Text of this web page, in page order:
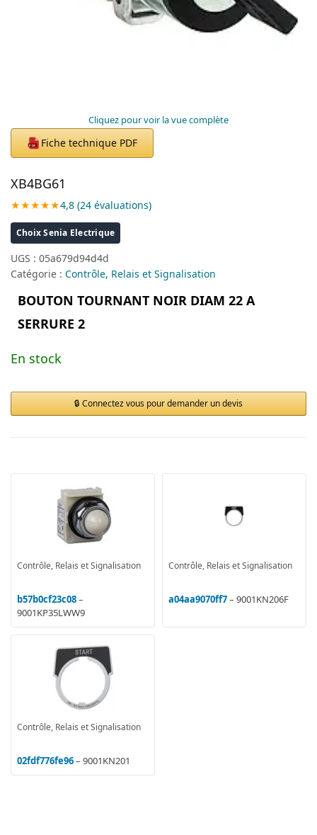
Cliquez pour voir la vue complète
PDF Fiche technique PDF
XB4BG61
★★★★★4,8 (24 évaluations)
Choix Senia Electrique
UGS : 05a679d94d4d
Catégorie : Contrôle, Relais et Signalisation
BOUTON TOURNANT NOIR DIAM 22 A
SERRURE 2
En stock
Connectez vous pour demander un devis
Contrôle, Relais et Signalisation
b57b0cf23c08–
9001KP35LWW9
Contrôle, Relais et Signalisation
a04aa9070ff7– 9001KN206F
Contrôle, Relais et Signalisation
02fdf776fe96– 9001KN201